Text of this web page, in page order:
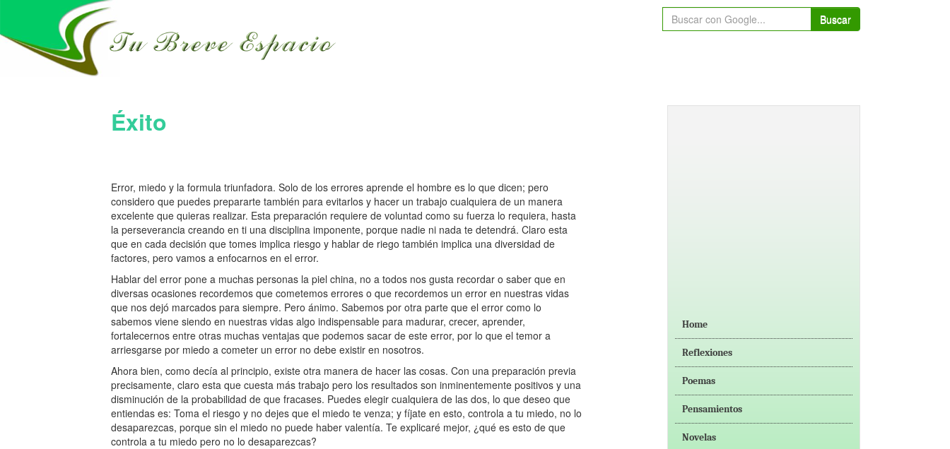
Buscar
Éxito
Error, miedo y la formula triunfadora. Solo de los errores aprende el hombre es lo que dicen; pero
considero que puedes prepararte también para evitarlos y hacer un trabajo cualquiera de un manera
excelente que quieras realizar. Esta preparación requiere de voluntad como su fuerza lo requiera, hasta
la perseverancia creando en ti una disciplina imponente, porque nadie ni nada te detendrá. Claro esta
que en cada decisión que tomes implica riesgo y hablar de riego también implica una diversidad de
factores, pero vamos a enfocarnos en el error.
Hablar del error pone a muchas personas la piel china, no a todos nos gusta recordar o saber que en
diversas ocasiones recordemos que cometemos errores o que recordemos un error en nuestras vidas
que nos dejó marcados para siempre. Pero ánimo. Sabemos por otra parte que el error como lo
sabemos viene siendo en nuestras vidas algo indispensable para madurar, crecer, aprender,
fortalecernos entre otras muchas ventajas que podemos sacar de este error, por lo que el temor a
arriesgarse por miedo a cometer un error no debe existir en nosotros.
Ahora bien, como decía al principio, existe otra manera de hacer las cosas. Con una preparación previa
precisamente, claro esta que cuesta más trabajo pero los resultados son inminentemente positivos y una
disminución de la probabilidad de que fracases. Puedes elegir cualquiera de las dos, lo que deseo que
entiendas es: Toma el riesgo y no dejes que el miedo te venza; y fíjate en esto, controla a tu miedo, no lo
desaparezcas, porque sin el miedo no puede haber valentía. Te explicaré mejor, ¿qué es esto de que
controla a tu miedo pero no lo desaparezcas?
Home
Reflexiones
Poemas
Pensamientos
Novelas